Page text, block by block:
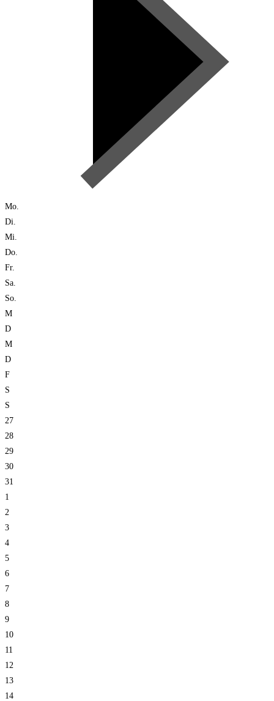
Mo.
Di.
Mi.
Do.
Fr.
Sa.
So.
M
D
M
D
F
S
S
27
28
29
30
31
1
2
3
4
5
6
7
8
9
10
11
12
13
14